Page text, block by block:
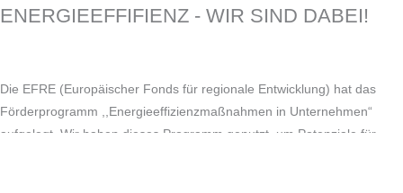
ENERGIEEFFIFIENZ - WIR SIND DABEI!
Die EFRE (Europäischer Fonds für regionale Entwicklung) hat das
Förderprogramm ,,Energieeffizienzmaßnahmen in Unternehmen“
aufgelegt. Wir haben dieses Programm genutzt, um Potenziale für